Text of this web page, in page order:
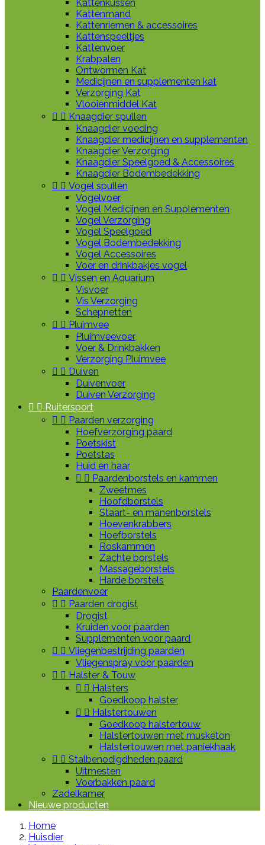
Kattenkussen
Kattenmand
Kattenriemen & accessoires
Kattenspeeltjes
Kattenvoer
Krabpalen
Ontwormen Kat
Medicijnen en supplementen kat
Verzorging Kat
Vlooienmiddel Kat
  Knaagdier spullen
Knaagdier voeding
Knaagdier medicijnen en supplementen
Knaagdier Verzorging
Knaagdier Speelgoed & Accessoires
Knaagdier Bodembedekking
  Vogel spullen
Vogelvoer
Vogel Medicijnen en Supplementen
Vogel Verzorging
Vogel Speelgoed
Vogel Bodembedekking
Vogel Accessoires
Voer en drinkbakjes vogel
  Vissen en Aquarium
Visvoer
Vis Verzorging
Schepnetten
  Pluimvee
Pluimveevoer
Voer & Drinkbakken
Verzorging Pluimvee
  Duiven
Duivenvoer
Duiven Verzorging
  Ruitersport
  Paarden verzorging
Hoefverzorging paard
Poetskist
Poetstas
Huid en haar
  Paardenborstels en kammen
Zweetmes
Hoofdborstels
Staart- en manenborstels
Hoevenkrabbers
Hoefborstels
Roskammen
Zachte borstels
Massageborstels
Harde borstels
Paardenvoer
  Paarden drogist
Drogist
Kruiden voor paarden
Supplementen voor paard
  Vliegenbestrijding paarden
Vliegenspray voor paarden
  Halster & Touw
  Halsters
Goedkoop halster
  Halstertouwen
Goedkoop halstertouw
Halstertouwen met musketon
Halstertouwen met paniekhaak
  Stalbenodigdheden paard
Uitmesten
Voerbakken paard
Zadelkamer
Nieuwe producten
Home
Huisdier